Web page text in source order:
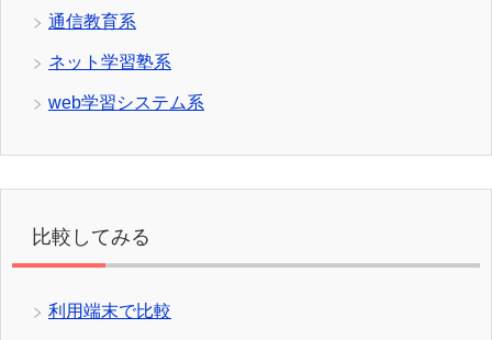
通信教育系
ネット学習塾系
web学習システム系
比較してみる
利用端末で比較